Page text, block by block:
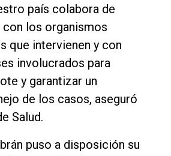
país colabora de
con los organismos
que intervienen y con
involucrados para
y garantizar un
de los casos, aseguró
Salud.
puso a disposición su